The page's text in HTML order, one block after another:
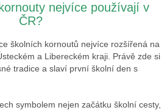
nejvíce používají v
ČR?
školních kornoutů nejvíce rozšířená na
a Libereckém kraji. Právě zde si
tradice a slaví první školní den s
symbolem nejen začátku školní cesty,